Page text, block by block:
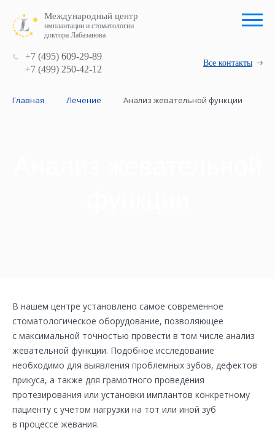
Международный центр
имплантации и стоматологии
доктора Лабазанова
+7 (495) 609-29-89
+7 (499) 250-42-12
Все контакты
Главная Лечение Анализ жевательной функции
В нашем центре установлено самое современное
стоматологическое оборудование, позволяющее
с максимальной точностью провести в том числе анализ
жевательной функции. Подобное исследование
необходимо для выявления проблемных зубов, дефектов
прикуса, а также для грамотного проведения
протезирования или установки имплантов конкретному
пациенту с учетом нагрузки на тот или иной зуб
в процессе жевания.